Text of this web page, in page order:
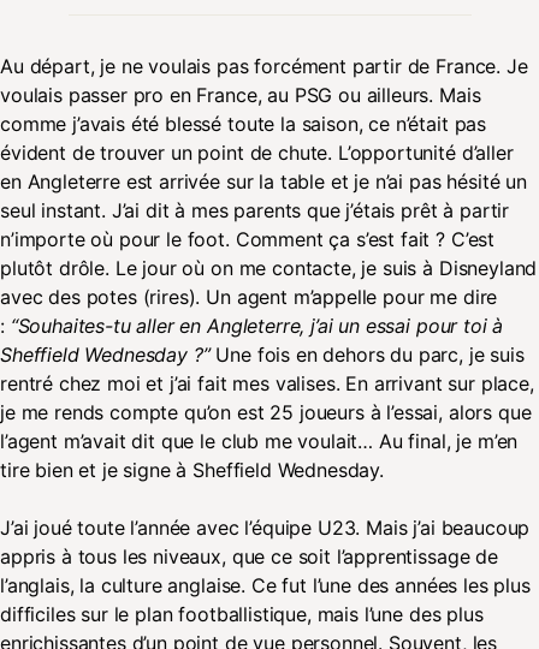
Au départ, je ne voulais pas forcément partir de France. Je
voulais passer pro en France, au PSG ou ailleurs. Mais
comme j’avais été blessé toute la saison, ce n’était pas
évident de trouver un point de chute. L’opportunité d’aller
en Angleterre est arrivée sur la table et je n’ai pas hésité un
seul instant. J’ai dit à mes parents que j’étais prêt à partir
n’importe où pour le foot. Comment ça s’est fait ? C’est
plutôt drôle. Le jour où on me contacte, je suis à Disneyland
avec des potes (rires). Un agent m’appelle pour me dire
: “Souhaites-tu aller en Angleterre, j’ai un essai pour toi à
Sheffield Wednesday ?”Une fois en dehors du parc, je suis
rentré chez moi et j’ai fait mes valises. En arrivant sur place,
je me rends compte qu’on est 25 joueurs à l’essai, alors que
l’agent m’avait dit que le club me voulait… Au final, je m’en
tire bien et je signe à Sheffield Wednesday.
J’ai joué toute l’année avec l’équipe U23. Mais j’ai beaucoup
appris à tous les niveaux, que ce soit l’apprentissage de
l’anglais, la culture anglaise. Ce fut l’une des années les plus
difficiles sur le plan footballistique, mais l’une des plus
enrichissantes d’un point de vue personnel. Souvent, les